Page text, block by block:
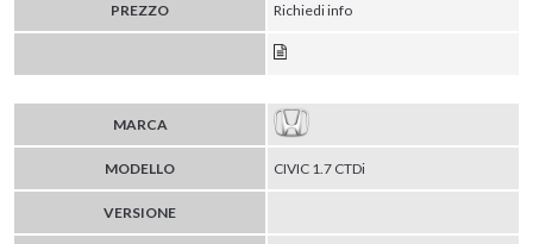
PREZZO Richiedi info
MARCA
MODELLO CIVIC 1.7 CTDi
VERSIONE